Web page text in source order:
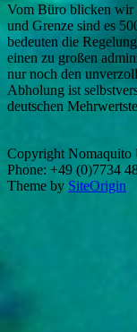
Vom Büro blicken wir
und Grenze sind es
bedeuten die
einen zu großen
nur noch den
Abholung ist
deutschen
Copyright Nomaquito
Phone: +49 (0)7734
Theme by SiteOrigin